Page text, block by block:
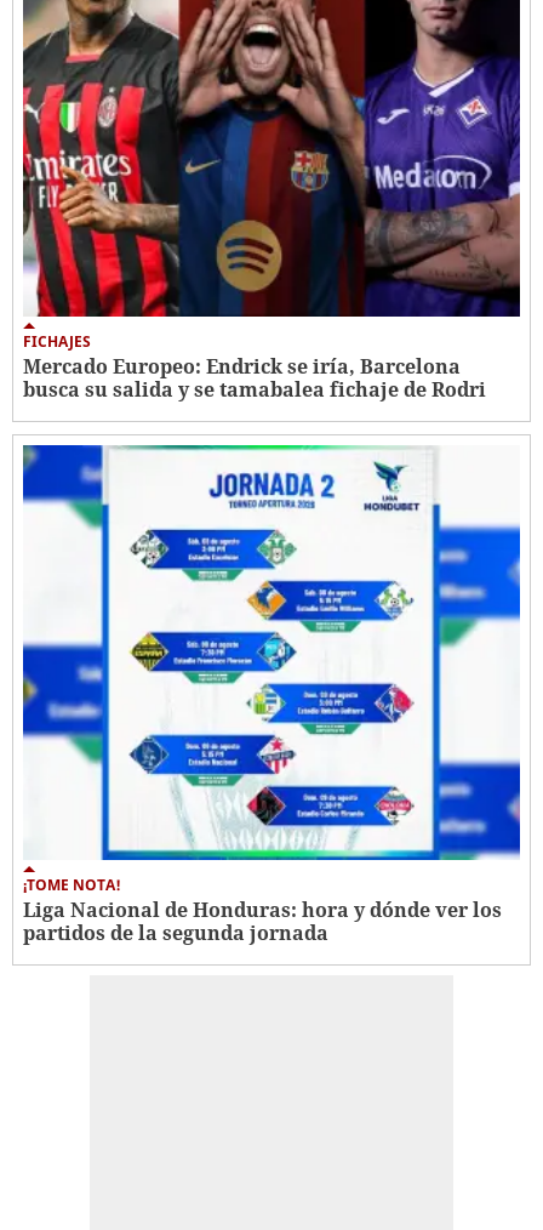
FICHAJES
Mercado Europeo: Endrick se iría, Barcelona
busca su salida y se tamabalea fichaje de Rodri
¡TOME NOTA!
Liga Nacional de Honduras: hora y dónde ver los
partidos de la segunda jornada